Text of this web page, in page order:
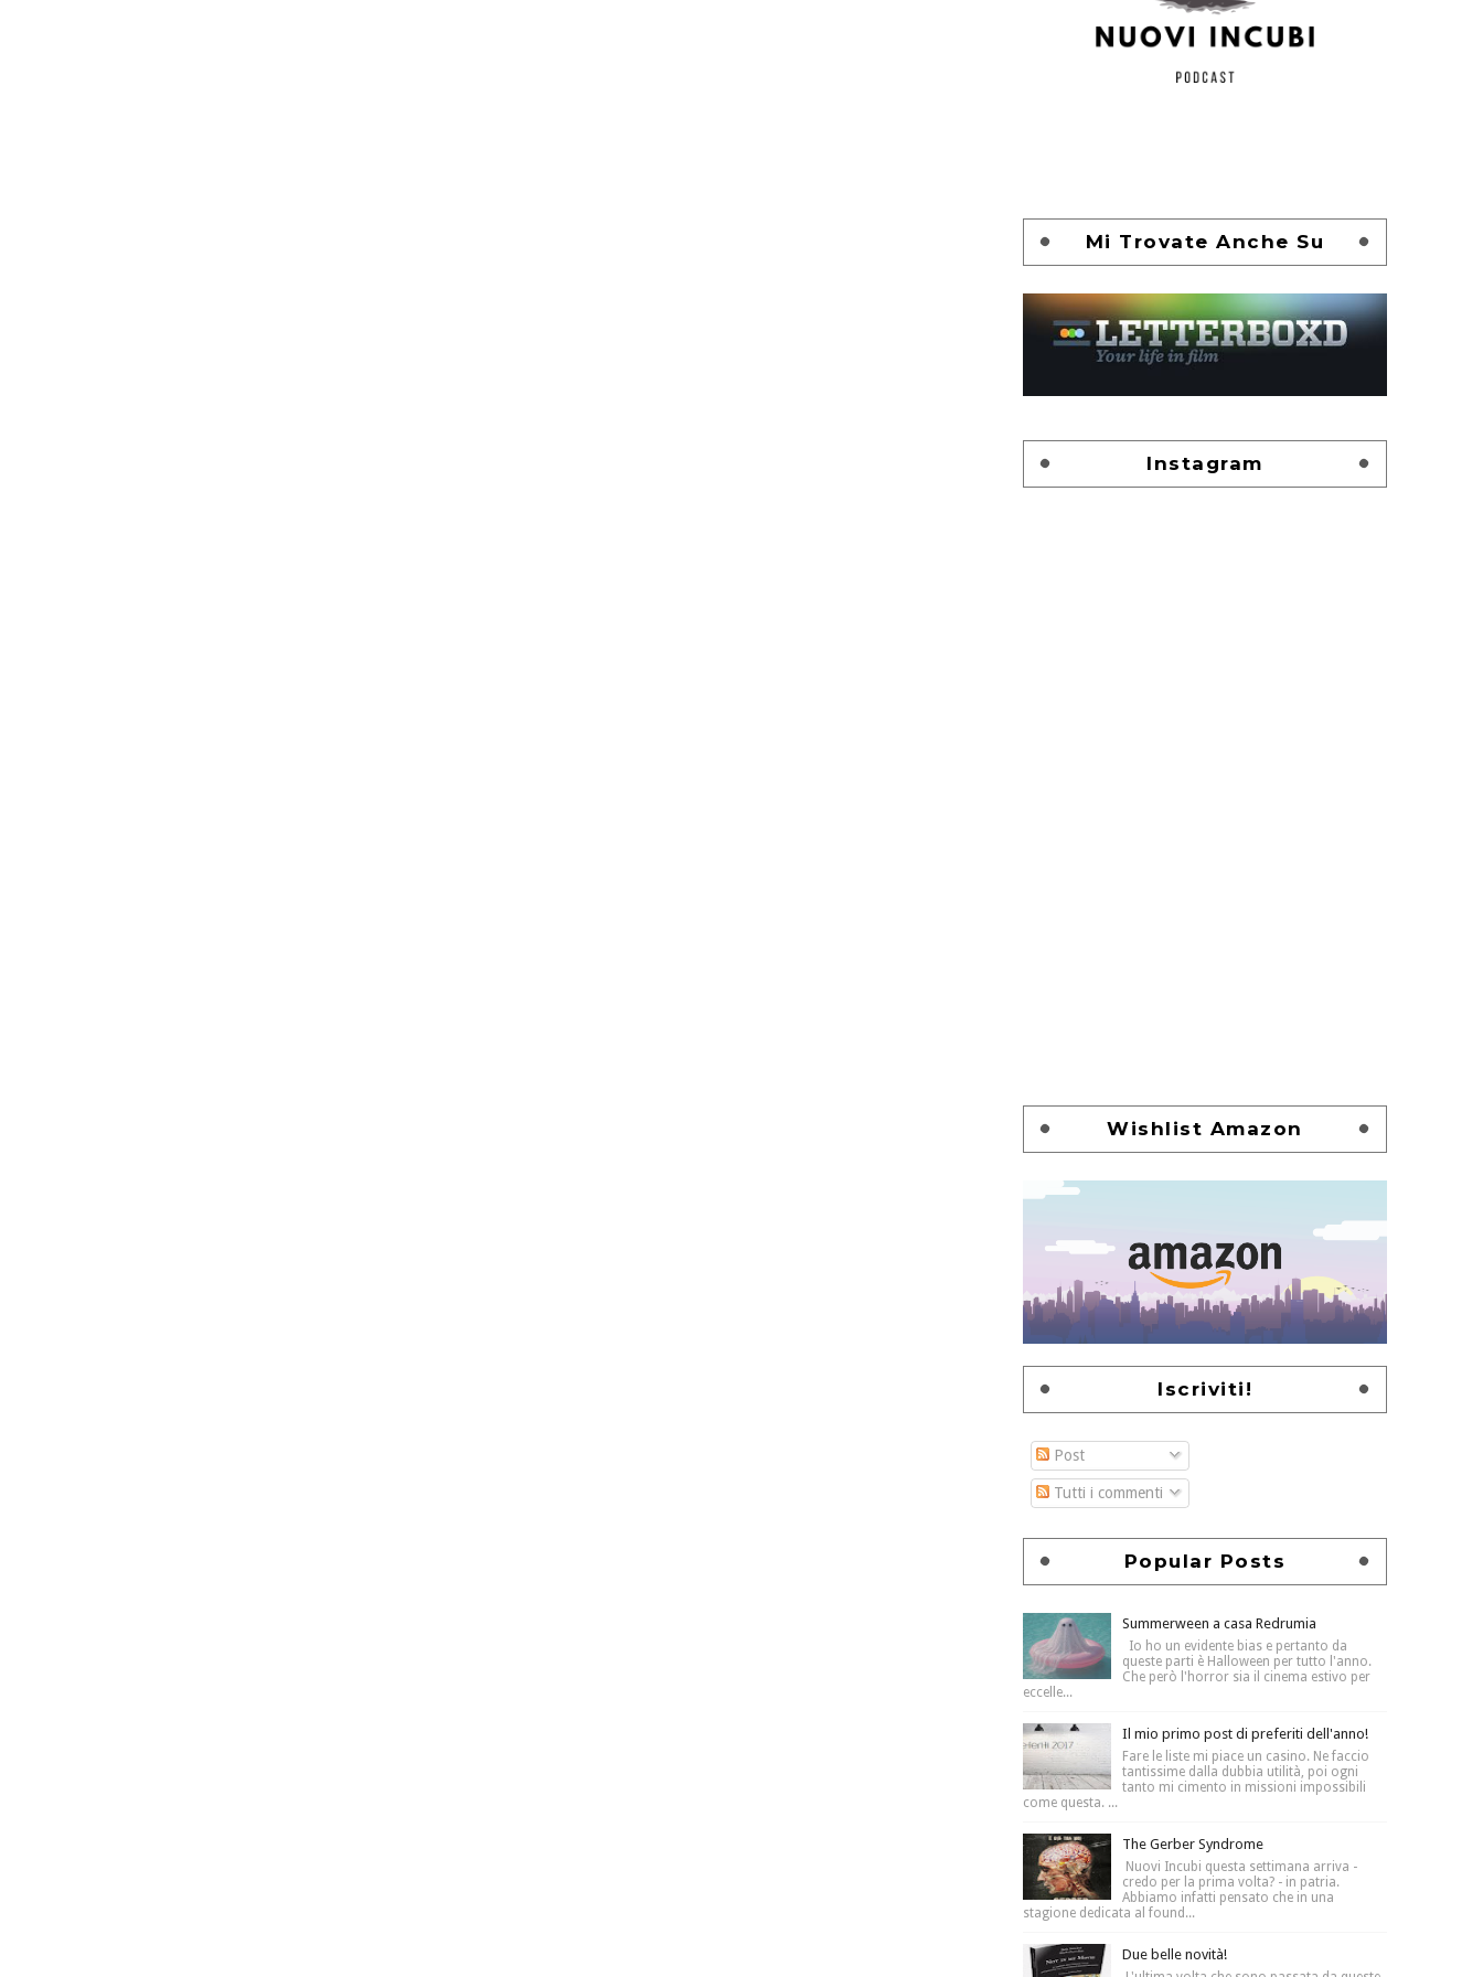
Mi Trovate Anche Su
Instagram
Wishlist Amazon
Iscriviti!
Post
Tutti i commenti
Popular Posts
Summerween a casa Redrumia
Io ho un evidente bias e pertanto da
queste parti è Halloween per tutto l'anno.
Che però l'horror sia il cinema estivo per
eccelle...
Il mio primo post di preferiti dell'anno!
Fare le liste mi piace un casino. Ne faccio
tantissime dalla dubbia utilità, poi ogni
tanto mi cimento in missioni impossibili
come questa. ...
The Gerber Syndrome
Nuovi Incubi questa settimana arriva -
credo per la prima volta? - in patria.
Abbiamo infatti pensato che in una
stagione dedicata al found...
Due belle novità!